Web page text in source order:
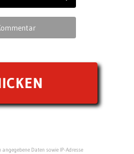
Daten sowie IP-Adresse